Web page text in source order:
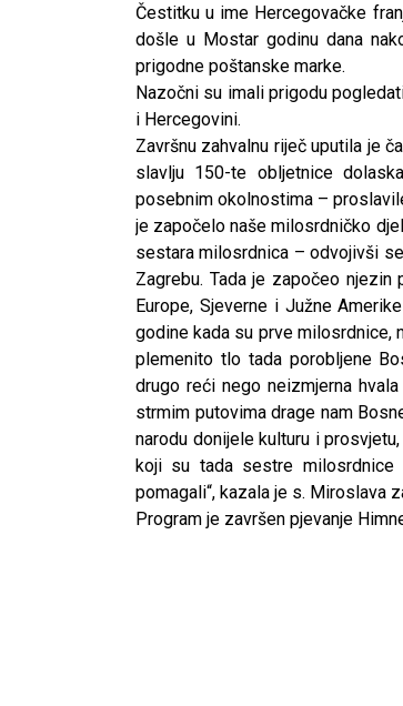
Čestitku u ime Hercegovačke
došle u Mostar godinu dana
prigodne poštanske marke.
Nazočni su imali prigodu
i Hercegovini.
Završnu zahvalnu riječ uputila je
slavlju 150-te obljetnice
posebnim okolnostima –
je započelo naše milosrdničko
sestara milosrdnica – odvojivši
Zagrebu. Tada je započeo
Europe, Sjeverne i Južne
godine kada su prve milosrdnice,
plemenito tlo tada porobljene
drugo reći nego neizmjerna
strmim putovima drage nam
narodu donijele kulturu i
koji su tada sestre
pomagali“, kazala je s. Miroslava
Program je završen pjevanje